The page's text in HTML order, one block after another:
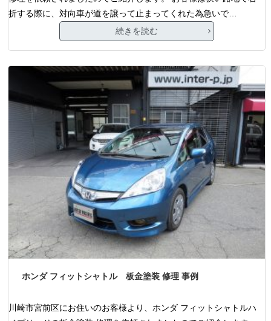
折する際に、対向車が道を譲って止まってくれた為急いで…
続きを読む
ホンダ フィットシャトル 板金塗装 修理 事例
川崎市宮前区にお住いのお客様より、ホンダ フィットシャトルハ